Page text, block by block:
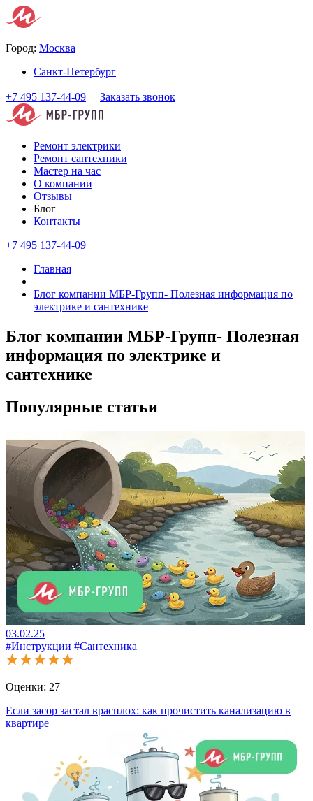
Город: Москва
Санкт-Петербург
+7 495 137-44-09 Заказать звонок
Ремонт электрики
Ремонт сантехники
Мастер на час
О компании
Отзывы
Блог
Контакты
+7 495 137-44-09
Главная
Блог компании МБР-Групп- Полезная информация по
электрике и сантехнике
Блог компании МБР-Групп- Полезная
информация по электрике и
сантехнике
Популярные статьи
03.02.25
#Инструкции #Сантехника
Оценки: 27
Если засор застал врасплох: как прочистить канализацию в
квартире